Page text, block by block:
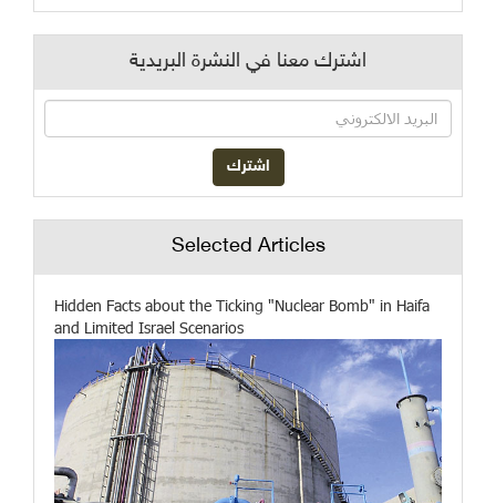
اشترك معنا في النشرة البريدية
Selected Articles
Hidden Facts about the Ticking "Nuclear Bomb" in Haifa
and Limited Israel Scenarios